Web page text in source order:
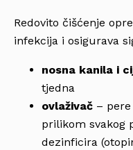
Redovito čišćenje
infekcija i osigurava
nosna kanila i
tjedna
ovlaživač –
prilikom svakog
dezinficira